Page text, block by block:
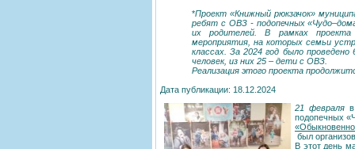
*Проект «Книжный рюкзачок»
ребят с ОВЗ - подопечных
их родителей. В рамках
мероприятия, на которых семьи
классах. За 2024 год было
человек, из них 25 – дети с ОВЗ.
Реализация этого проекта
Дата публикации: 18.12.2024
21 февраляв
подопечных
был
В этот день